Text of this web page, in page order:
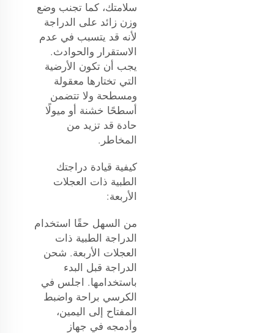
سلامتك، كما تجنب وضع
وزن زائد على الدراجة
لأنه قد يتسبب في عدم
الاستقرار والحوادث.
يجب أن تكون الأرضية
التي تختارها معقولة
ومسطحة ولا تتضمن
أسطحًا خشنة أو ميولًا
حادة قد تزيد من
المخاطر.
كيفية قيادة دراجتك
الطبية ذات العجلات
الأربعة:
من السهل حقًا استخدام
الدراجة الطبية ذات
العجلات الأربعة. شحن
الدراجة قبل البدء
باستخدامها. اجلس في
الكرسي براحة واضبط
المفتاح إلى اليمين،
وأدمجه في جهاز